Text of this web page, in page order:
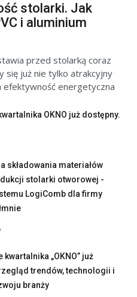
stolarki. Jak
i aluminium
przed stolarką coraz
się już nie tylko atrakcyjny
efektywność energetyczna
OKNO już dostępny.
składowania materiałów
stolarki otworowej -
LogiComb dla firmy
kwartalnika „OKNO” już
trendów, technologii i
branży